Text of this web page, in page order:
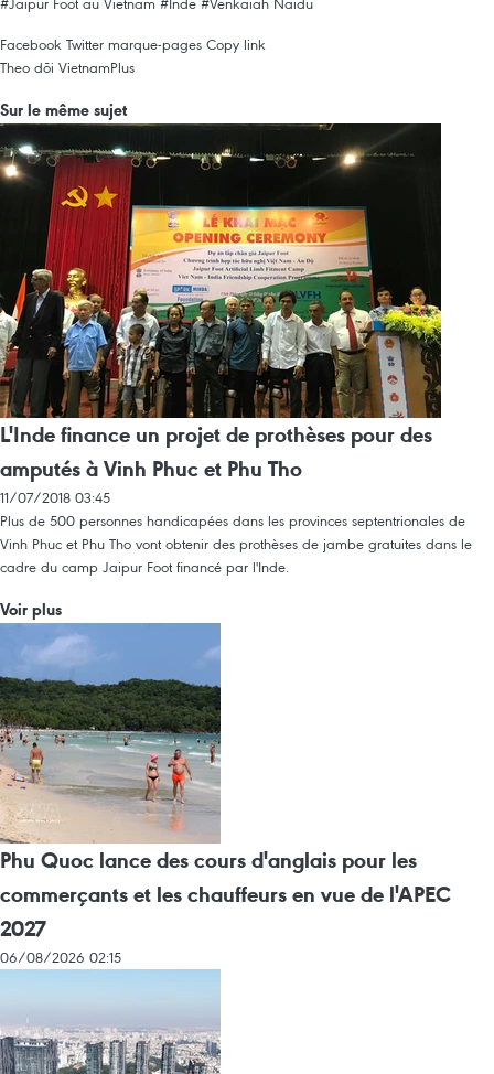
Facebook Twitter marque-pages Copy link
Theo dõi VietnamPlus
Sur le même sujet
L'Inde finance un projet de prothèses pour des
amputés à Vinh Phuc et Phu Tho
11/07/2018 03:45
Plus de 500 personnes handicapées dans les provinces septentrionales de
Vinh Phuc et Phu Tho vont obtenir des prothèses de jambe gratuites dans le
cadre du camp Jaipur Foot financé par l'Inde.
Voir plus
Phu Quoc lance des cours d'anglais pour les
commerçants et les chauffeurs en vue de l'APEC
2027
06/08/2026 02:15